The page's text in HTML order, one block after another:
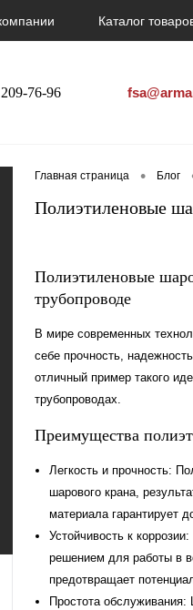
Каталог
76-96
Главная страница • Блог
Полиэтиленовые
Полиэтиленовые
трубопроводе
В мире современных
себе прочность,
отличный пример такого
трубопроводах.
Преимущества
Легкость и прочность:
шарового крана,
материала гарантирует
Устойчивость к
решением для работы в
предотвращает
Простота